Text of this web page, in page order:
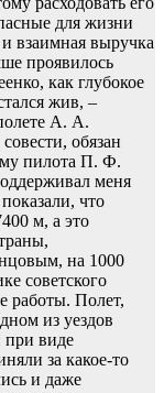
для жизни
взаимная выручка
проявилось
как глубокое
жив, –
А. А.
обязан
пилота П. Ф.
меня
что
м, а это
на 1000
советского
работы. Полет,
из уездов
при виде
за какое-то
и даже